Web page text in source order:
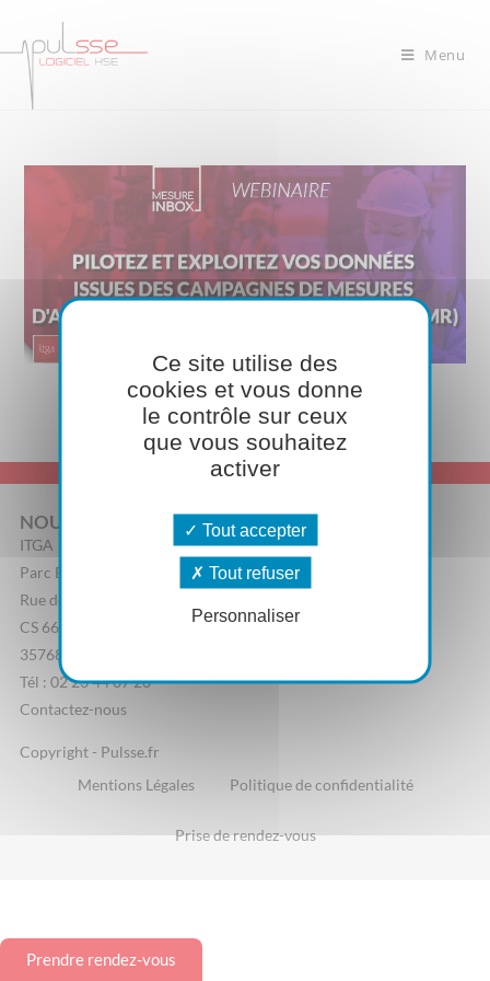
Menu
NOUS CONTACTER
ITGA
Parc Edonia, Bâtiment R
Rue de la Terre Adélie
CS 66862
35768 Saint-Grégoire Cedex
Tél : 02 23 44 07 20
Contactez-nous
Copyright - Pulsse.fr
Mentions Légales
Politique de confidentialité
Prise de rendez-vous
Prendre rendez-vous
Ce site utilise des
cookies et vous donne
le contrôle sur ceux
que vous souhaitez
activer
Tout accepter
Tout refuser
Personnaliser